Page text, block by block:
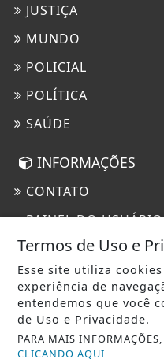
JUSTIÇA
MUNDO
POLICIAL
POLÍTICA
SAÚDE
INFORMAÇÕES
CONTATO
PAINEL DO USUÁRIO
TERMOS DE USO E
Termos de Uso e
Esse site utiliza
experiência de
entendemos que você
de Uso e Privacidade.
PARA MAIS
CLICANDO AQUI